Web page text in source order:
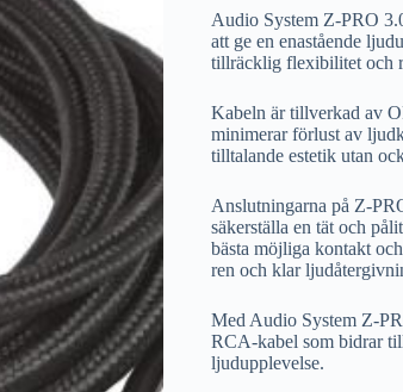
Audio System Z-PRO
att ge en enastående
tillräcklig flexibilitet och
Kabeln är tillverkad av
minimerar förlust av
tilltalande estetik utan
Anslutningarna på Z-
säkerställa en tät och
bästa möjliga kontakt
ren och klar
Med Audio System Z-
RCA-kabel som bidrar
ljudupplevelse.